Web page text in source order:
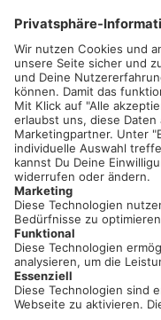
Neue Features,